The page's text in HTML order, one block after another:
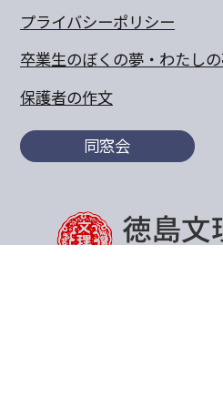
プライバシーポリシー
卒業生のぼくの夢・わたし
保護者の作文
同窓会